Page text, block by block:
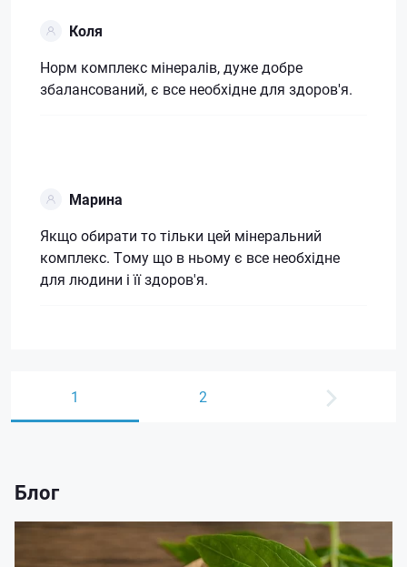
Коля
Норм комплекс мінералів, дуже добре
збалансований, є все необхідне для здоров'я.
Марина
Якщо обирати то тільки цей мінеральний
комплекс. Тому що в ньому є все необхідне
для людини і її здоров'я.
1 2
Блог